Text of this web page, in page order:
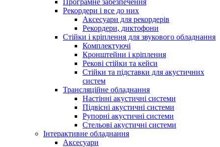
Програмне забезпечення
Рекордери і все до них
Аксесуари для рекордерів
Рекордери, диктофони
Стійки і кріплення для звукового обладнання
Комплектуючі
Кронштейни і кріплення
Рекові стійки та кейси
Стійки та підставки для акустичних
систем
Трансляційне обладнання
Настінні акустичні системи
Підвісні акустичні системи
Рупорні акустичні системи
Стельові акустичні системи
Інтерактивне обладнання
Аксесуари